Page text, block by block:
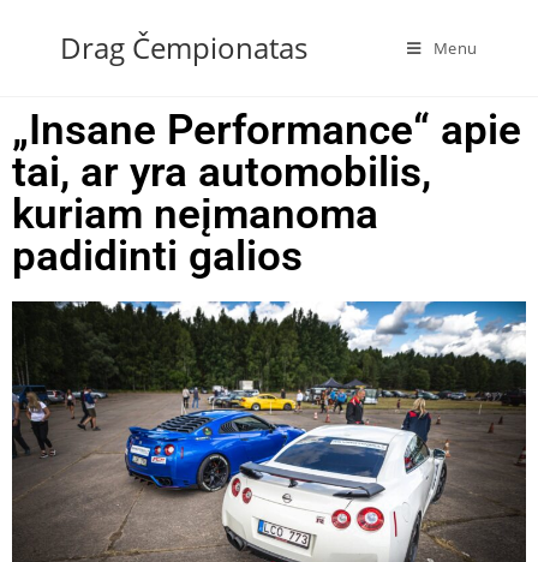
Drag Čempionatas Menu
„Insane Performance“ apie
tai, ar yra automobilis,
kuriam neįmanoma
padidinti galios